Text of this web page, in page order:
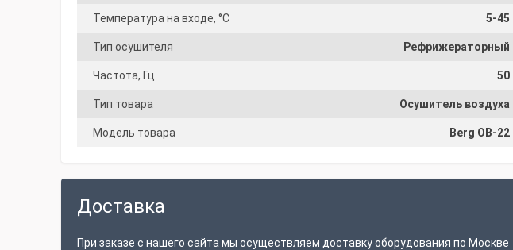
Температура на входе, °С 5-45
Тип осушителя Рефрижераторный
Частота, Гц 50
Тип товара Осушитель воздуха
Модель товара Berg OB-22
Доставка
При заказе с нашего сайта мы осуществляем доставку оборудования по Москве